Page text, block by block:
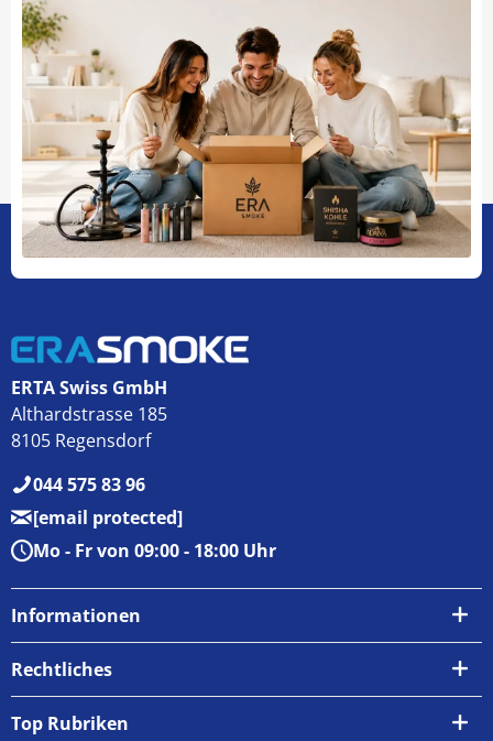
ERTA Swiss GmbH
Althardstrasse 185
8105 Regensdorf
044 575 83 96
[email protected]
Mo - Fr von 09:00 - 18:00 Uhr
Informationen
Über uns
Rechtliches
AGB
Top Rubriken